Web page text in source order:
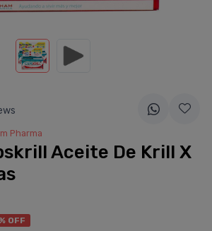
Pharma
Aceite De Krill X
OFF